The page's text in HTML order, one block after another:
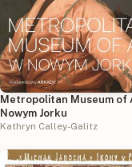
Metropolitan Museum of
Nowym Jorku
Kathryn Calley-Galitz